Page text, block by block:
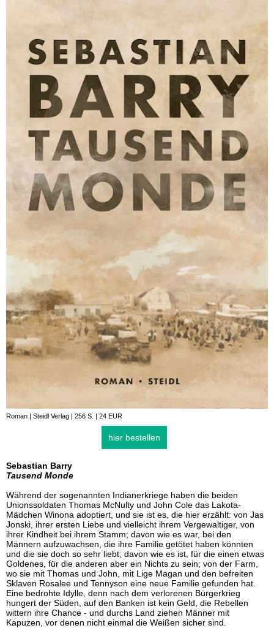
Roman | Steidl Verlag | 256 S. | 24 EUR
hier bestellen
Sebastian Barry
Tausend Monde
Während der sogenannten Indianerkriege haben die beiden
Unionssoldaten Thomas McNulty und John Cole das Lakota-
Mädchen Winona adoptiert, und sie ist es, die hier erzählt: von Jas
Jonski, ihrer ersten Liebe und vielleicht ihrem Vergewaltiger, von
ihrer Kindheit bei ihrem Stamm; davon wie es war, bei den
Männern aufzuwachsen, die ihre Familie getötet haben könnten
und die sie doch so sehr liebt; davon wie es ist, für die einen etwas
Goldenes, für die anderen aber ein Nichts zu sein; von der Farm,
wo sie mit Thomas und John, mit Lige Magan und den befreiten
Sklaven Rosalee und Tennyson eine neue Familie gefunden hat.
Eine bedrohte Idylle, denn nach dem verlorenen Bürgerkrieg
hungert der Süden, auf den Banken ist kein Geld, die Rebellen
wittern ihre Chance - und durchs Land ziehen Männer mit
Kapuzen, vor denen nicht einmal die Weißen sicher sind.